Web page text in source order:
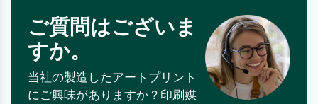
ご質問はございま
すか。
当社の製造したアートプリント
にご興味がありますか？印刷媒